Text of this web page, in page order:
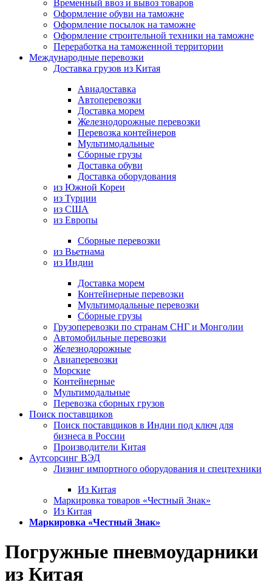
Временный ввоз и вывоз товаров
Оформление обуви на таможне
Оформление посылок на таможне
Оформление строительной техники на таможне
Переработка на таможенной территории
Международные перевозки
Доставка грузов из Китая
Авиадоставка
Автоперевозки
Доставка морем
Железнодорожные перевозки
Перевозка контейнеров
Мультимодальные
Сборные грузы
Доставка обуви
Доставка оборудования
из Южной Кореи
из Турции
из США
из Европы
Сборные перевозки
из Вьетнама
из Индии
Доставка морем
Контейнерные перевозки
Мультимодальные перевозки
Сборные грузы
Грузоперевозки по странам СНГ и Монголии
Автомобильные перевозки
Железнодорожные
Авиаперевозки
Морские
Контейнерные
Мультимодальные
Перевозка сборных грузов
Поиск поставщиков
Поиск поставщиков в Индии под ключ для
бизнеса в России
Производители Китая
Аутсорсинг ВЭД
Лизинг импортного оборудования и спецтехники
Из Китая
Маркировка товаров «Честный Знак»
Из Китая
Маркировка «Честный Знак»
Погружные пневмоударники
из Китая